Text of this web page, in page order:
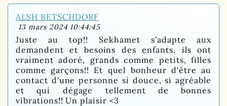
ALSH BETSCHDORF
13 mars 2024 10:44:45
Juste au top!! Sekhamet s'adapte aux
demandent et besoins des enfants, ils ont
vraiment adoré, grands comme petits, filles
comme garçons!! Et quel bonheur d'être au
contact d'une personne si douce, si agréable
et qui dégage tellement de bonnes
vibrations!! Un plaisir <3